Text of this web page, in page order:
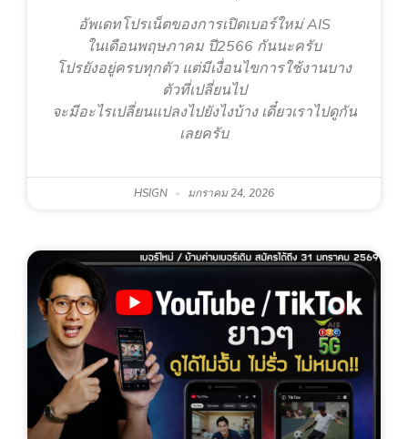
อัพเดทโปรเน็ตของการเปิดเบอร์ใหม่ AIS
ในเดือนพฤษภาคม ปี2566 กันนะครับ
โปรยังอยู่ครบทุกตัว แต่มีเงื่อนไขการใช้งานบาง
ตัวที่เปลี่ยนไป
จะมีอะไรเปลี่ยนแปลงไปยังไงบ้าง เดี๋ยวเราไปดูกัน
เลยครับ
HSIGN มกราคม 24, 2026